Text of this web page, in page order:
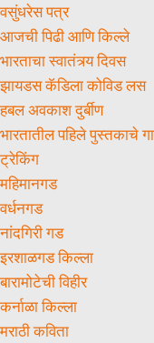
वसुंधरेस पत्र
आजची पिढी आणि किल्ले
भारताचा स्वातंत्र्य दिवस
झायडस कॅडिला कोविड लस
हबल अवकाश दुर्बीण
भारतातील पहिले पुस्तकाचे
ट्रेकिंग
महिमानगड
वर्धनगड
नांदगिरी गड
इरशाळगड किल्ला
बारामोटेची विहीर
कर्नाळा किल्ला
मराठी कविता